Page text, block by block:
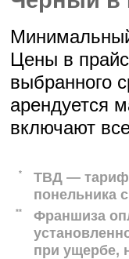
Цены в
выбранного
арендуется
включают
*
ТВД — тариф
понельника
**
Франшиза
при ущербе,